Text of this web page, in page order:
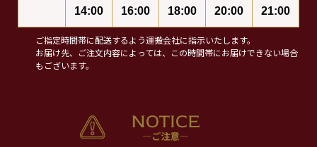
14:00
16:00
18:00
20:00
21:00
ご指定時間帯に配送するよう運搬会社に指示いたします。
お届け先、ご注文内容によっては、この時間帯にお届けできない場合
もございます。